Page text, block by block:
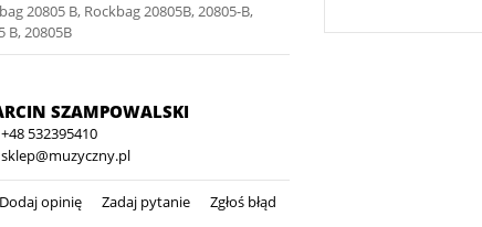
20805 B, Rockbag 20805B, 20805-B,
B, 20805B
SZAMPOWALSKI
+48 532395410
sklep@muzyczny.pl
Dodaj opinię Zadaj pytanie Zgłoś błąd